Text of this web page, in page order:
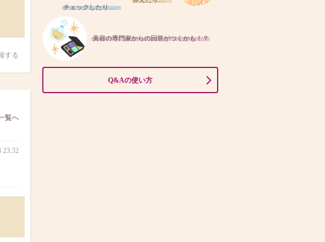
する
覧へ
23:32
チェックしたり…
美容の専門家からの回答がつくかも！？
Q&Aの使い方